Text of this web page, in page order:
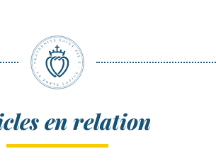
en relation